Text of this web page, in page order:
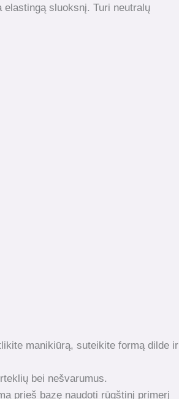
sluoksnį. Turi neutralų
manikiūrą, suteikite formą dilde ir
bei nešvarumus.
prieš bazę naudoti rūgštinį primerį